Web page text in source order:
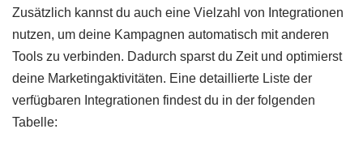
Zusätzlich kannst du auch eine Vielzahl von Integrationen
nutzen, um deine Kampagnen automatisch mit anderen
Tools zu verbinden. Dadurch sparst du Zeit und optimierst
deine Marketingaktivitäten. Eine detaillierte Liste der
verfügbaren Integrationen findest du in der folgenden
Tabelle: